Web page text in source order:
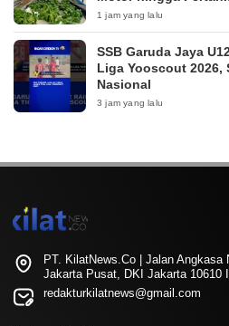
1 jam yang lalu
SSB Garuda Jaya
Liga Yooscout 2026,
Nasional
3 jam yang lalu
PT. KilatNews.Co | Jalan
Jakarta Pusat, DKI Jakarta 10610
redakturkilatnews@gmail.com